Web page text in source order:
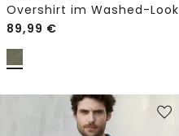
Overshirt im Washed-Look
89,99 €